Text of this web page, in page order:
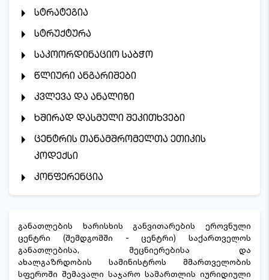
სტრატეგია
სტრუქტურა
საკოორდინაციო საბჭო
წლიური ანგარიშები
კვლევა და ანალიზი
ხშირად დასმული შეკითხვები
ცენტრის თანამშრომელთა ეთიკის
კოდექსი
კონფერენცია
განათლების ხარისხის განვითარების ეროვნული
ცენტრი (შემდგომში - ცენტრი) საქართველოს
განათლებისა, მეცნიერებისა და
ახალგაზრდობის სამინისტროს მმართველობის
სფეროში შემავალი საჯარო სამართლის იურიდიული